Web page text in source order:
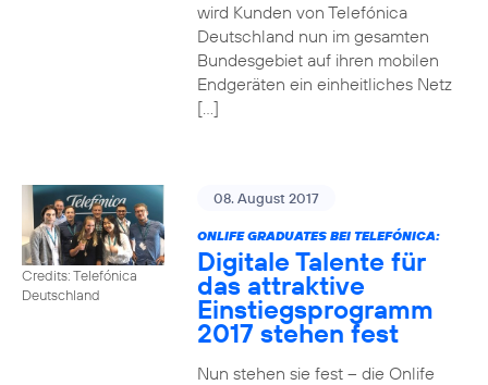
wird Kunden von Telefónica
Deutschland nun im gesamten
Bundesgebiet auf ihren mobilen
Endgeräten ein einheitliches Netz
[…]
Credits: Telefónica
Deutschland
08. August 2017
ONLIFE GRADUATES BEI TELEFÓNICA:
Digitale Talente für
das attraktive
Einstiegsprogramm
2017 stehen fest
Nun stehen sie fest – die Onlife